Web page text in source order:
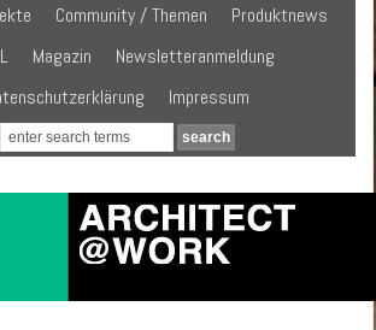
Community / Themen
Produktnews
Magazin
Newsletteranmeldung
Impressum